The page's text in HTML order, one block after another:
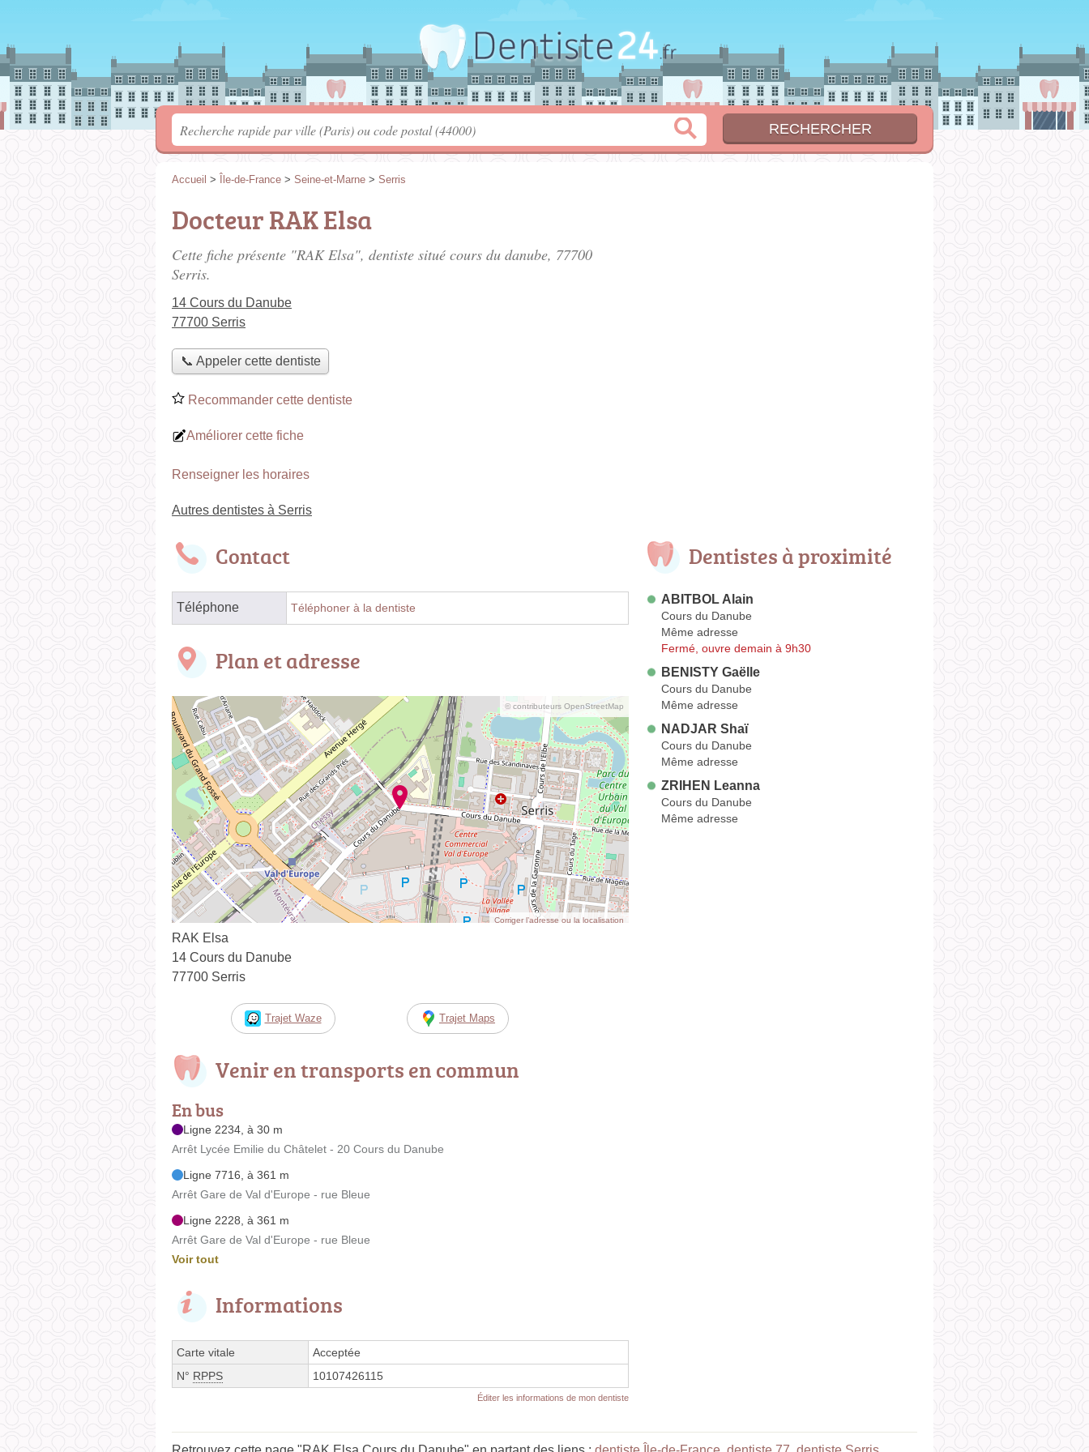
Accueil > Île-de-France > Seine-et-Marne > Serris
Docteur RAK Elsa
Cette fiche présente "RAK Elsa", dentiste situé cours du danube, 77700
Serris.
14 Cours du Danube
77700 Serris
📞 Appeler cette dentiste
Recommander cette dentiste
Améliorer cette fiche
Renseigner les horaires
Autres dentistes à Serris
Contact
Téléphone Téléphoner à la dentiste
Plan et adresse
© contributeurs OpenStreetMap
Corriger l’adresse ou la localisation
RAK Elsa
14 Cours du Danube
77700 Serris
Trajet Waze Trajet Maps
Venir en transports en commun
En bus
Ligne 2234, à 30 m
Arrêt Lycée Emilie du Châtelet - 20 Cours du Danube
Ligne 7716, à 361 m
Arrêt Gare de Val d'Europe - rue Bleue
Ligne 2228, à 361 m
Arrêt Gare de Val d'Europe - rue Bleue
Voir tout
Informations
Carte vitale
Acceptée
N° RPPS 10107426115
Éditer les informations de mon dentiste
Dentistes à proximité
ABITBOL Alain
Cours du Danube
Même adresse
Fermé, ouvre demain à 9h30
BENISTY Gaëlle
Cours du Danube
Même adresse
NADJAR Shaï
Cours du Danube
Même adresse
ZRIHEN Leanna
Cours du Danube
Même adresse